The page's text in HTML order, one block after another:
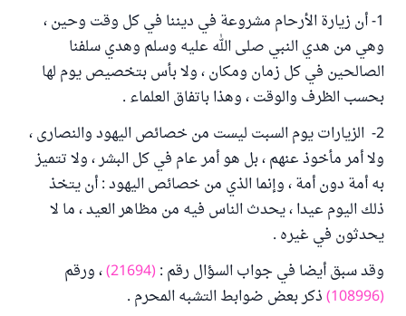
1- أن زيارة الأرحام مشروعة في ديننا في كل وقت وحين ،
وهي من هدي النبي صلى الله عليه وسلم وهدي سلفنا
الصالحين في كل زمان ومكان ، ولا بأس بتخصيص يوم لها
بحسب الظرف والوقت ، وهذا باتفاق العلماء .
2- الزيارات يوم السبت ليست من خصائص اليهود والنصارى ،
ولا أمر مأخوذ عنهم ، بل هو أمر عام في كل البشر ، ولا تتميز
به أمة دون أمة ، وإنما الذي من خصائص اليهود : أن يتخذ
ذلك اليوم عيدا ، يحدث الناس فيه من مظاهر العيد ، ما لا
يحدثون في غيره .
وقد سبق أيضا في جواب السؤال رقم : (21694)
، ورقم
(108996)
ذكر بعض ضوابط التشبه المحرم .